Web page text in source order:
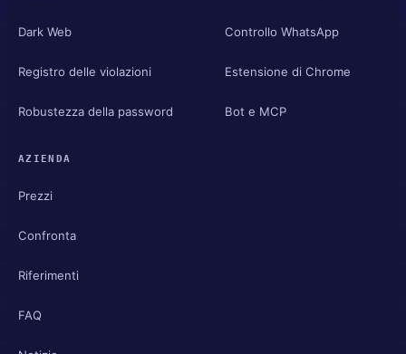
Dark Web
Registro delle violazioni
Robustezza della password
Controllo WhatsApp
Estensione di Chrome
Bot e MCP
AZIENDA
Prezzi
Confronta
Riferimenti
FAQ